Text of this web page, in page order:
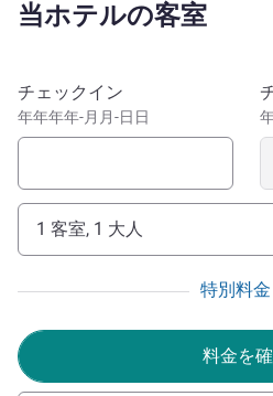
は北京国際空港から30分以内
当ホテルの客室
このホテルを予約
チェックイン
年年年年-月月-日日
1 客室, 1 大人
特別料金
料金を